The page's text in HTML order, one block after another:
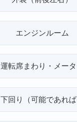
エンジンルーム
運転席まわり・メー
下回り（可能であれば